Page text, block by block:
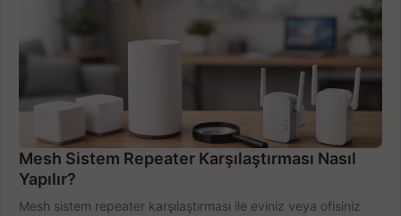
Mesh Sistem Repeater Karşılaştırması Nasıl
Yapılır?
Mesh sistem repeater karşılaştırması ile eviniz veya ofisiniz